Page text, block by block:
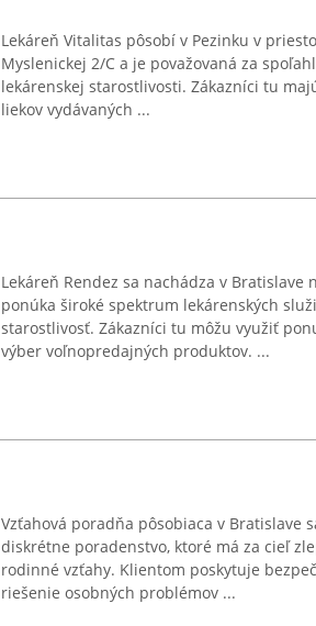
Lekáreň Vitalitas pôsobí v Pezinku v
Myslenickej 2/C a je považovaná za
lekárenskej starostlivosti. Zákazníci tu
liekov vydávaných ...
Lekáreň Rendez sa nachádza v Bratislave
ponúka široké spektrum lekárenských
starostlivosť. Zákazníci tu môžu využiť
výber voľnopredajných produktov. ...
Vzťahová poradňa pôsobiaca v Bratislave
diskrétne poradenstvo, ktoré má za cieľ
rodinné vzťahy. Klientom poskytuje
riešenie osobných problémov ...